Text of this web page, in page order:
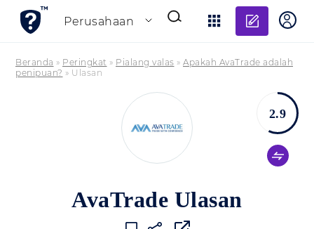
Perusahaan
Beranda » Peringkat » Pialang valas » Apakah AvaTrade adalah
penipuan? » Ulasan
AvaTrade Ulasan
2.9